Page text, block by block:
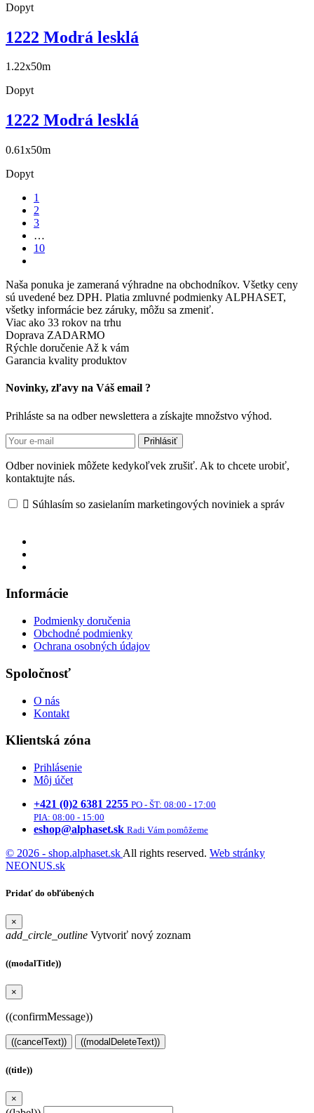
Dopyt
1222 Modrá lesklá
1.22x50m
Dopyt
1222 Modrá lesklá
0.61x50m
Dopyt
1
2
3
…
10
Naša ponuka je zameraná výhradne na obchodníkov. Všetky ceny
sú uvedené bez DPH. Platia zmluvné podmienky ALPHASET,
všetky informácie bez záruky, môžu sa zmeniť.
Viac ako 33 rokov na trhu
Doprava ZADARMO
Rýchle doručenie Až k vám
Garancia kvality produktov
Novinky, zľavy na Váš email ?
Prihláste sa na odber newslettera a získajte množstvo výhod.
Prihlásiť
Odber noviniek môžete kedykoľvek zrušiť. Ak to chcete urobiť,
kontaktujte nás.
 Súhlasím so zasielaním marketingových noviniek a správ
Informácie
Podmienky doručenia
Obchodné podmienky
Ochrana osobných údajov
Spoločnosť
O nás
Kontakt
Klientská zóna
Prihlásenie
Môj účet
+421 (0)2 6381 2255 PO - ŠT: 08:00 - 17:00
PIA: 08:00 - 15:00
eshop@alphaset.sk Radi Vám pomôžeme
© 2026 - shop.alphaset.sk All rights reserved. Web stránky
NEONUS.sk
Pridať do obľúbených
×
add_circle_outline Vytvoriť nový zoznam
((modalTitle))
×
((confirmMessage))
((cancelText)) ((modalDeleteText))
((title))
×